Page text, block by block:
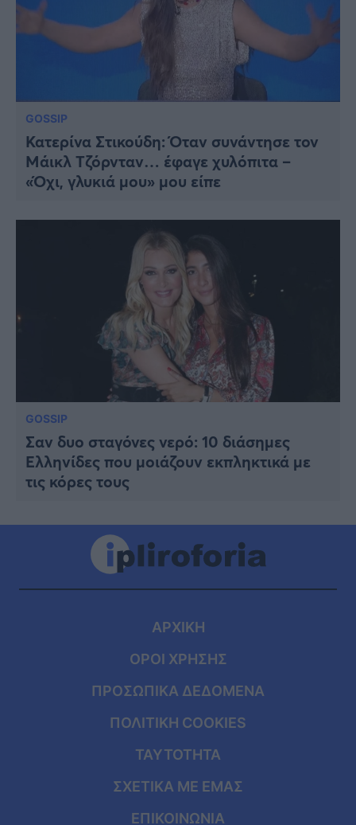
GOSSIP
Κατερίνα Στικούδη: Όταν συνάντησε τον
Μάικλ Τζόρνταν… έφαγε χυλόπιτα –
«Όχι, γλυκιά μου» μου είπε
GOSSIP
Σαν δυο σταγόνες νερό: 10 διάσημες
Ελληνίδες που μοιάζουν εκπληκτικά με
τις κόρες τους
ΑΡΧΙΚΗ
ΟΡΟΙ ΧΡΗΣΗΣ
ΠΡΟΣΩΠΙΚΑ ΔΕΔΟΜΕΝΑ
ΠΟΛΙΤΙΚΗ COOKIES
ΤΑΥΤΟΤΗΤΑ
ΣΧΕΤΙΚΑ ΜΕ ΕΜΑΣ
ΕΠΙΚΟΙΝΩΝΙΑ